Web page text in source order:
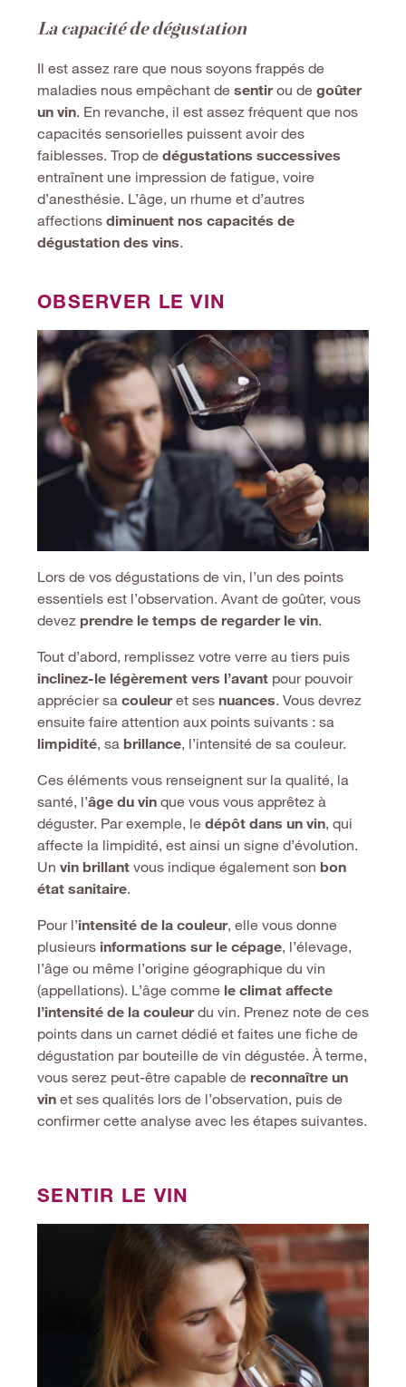
La capacité de dégustation
Il est assez rare que nous soyons frappés de
maladies nous empêchant de sentirou de goûter
un vin . En revanche, il est assez fréquent que nos
capacités sensorielles puissent avoir des
faiblesses. Trop de dégustations successives
entraînent une impression de fatigue, voire
d’anesthésie. L’âge, un rhume et d’autres
affections diminuent nos capacités de
dégustation des vins
OBSERVER LE VIN
Lors de vos dégustations de vin, l’un des points
essentiels est l’observation. Avant de goûter, vous
devez prendre le temps de regarder le vin.
Tout d’abord, remplissez votre verre au tiers puis
inclinez-le légèrement vers l’avant pour pouvoir
apprécier sa couleuret ses nuances. Vous devrez
ensuite faire attention aux points suivants : sa
limpidité, sa brillance, l’intensité de sa couleur.
Ces éléments vous renseignent sur la qualité, la
santé, l’âge du vin que vous vous apprêtez à
déguster. Par exemple, le dépôt dans un vin, qui
affecte la limpidité, est ainsi un signe d’évolution.
Un vin brillant vous indique également son bon
état sanitaire.
Pour l’intensité de la couleur, elle vous donne
plusieurs informations sur le cépage, l’élevage,
l’âge ou même l’origine géographique du vin
(appellations). L’âge comme le climat affecte
l’intensité de la couleurdu vin. Prenez note de ces
points dans un carnet dédié et faites une fiche de
dégustation par bouteille de vin dégustée. À terme,
vous serez peut-être capable de reconnaître un
vin et ses qualités lors de l’observation, puis de
confirmer cette analyse avec les étapes suivantes.
SENTIR LE VIN